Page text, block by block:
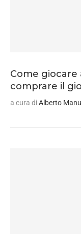
Come giocare
comprare il
a cura diAlberto